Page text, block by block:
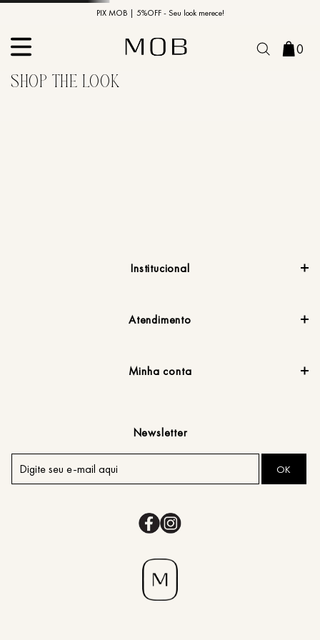
PIX MOB | 5%OFF - Seu look merece!
10% OFF na primeira compra | Cupom: BEMVINDO10*
0
Institucional
Atendimento
Minha conta
Newsletter
OK